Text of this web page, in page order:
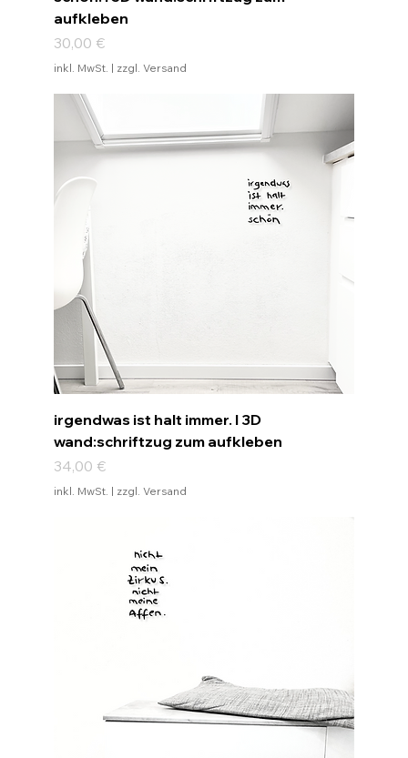
aufkleben
Preis
30,00 €
inkl. MwSt. | zzgl. Versand
irgendwas ist halt immer. I 3D
wand:schriftzug zum aufkleben
Preis
34,00 €
inkl. MwSt. | zzgl. Versand